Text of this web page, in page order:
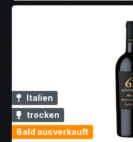
Italien
trocken
Bald ausverkauft